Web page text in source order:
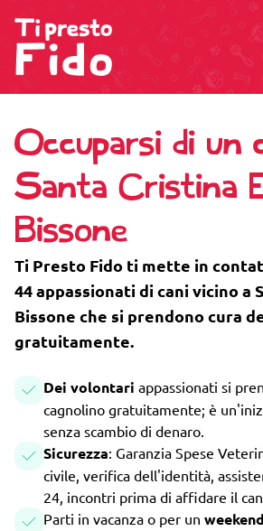
Occuparsi di un
Santa Cristina
Bissone
Ti Presto Fido ti mette in
44 appassionati di cani vicino a
Bissone che si prendono cura
gratuitamente.
Dei volontari appassionati si
cagnolino gratuitamente; è
senza scambio di denaro.
Sicurezza: Garanzia Spese
civile, verifica dell'identità,
24, incontri prima di affidare il
Parti in vacanza o per un weekend